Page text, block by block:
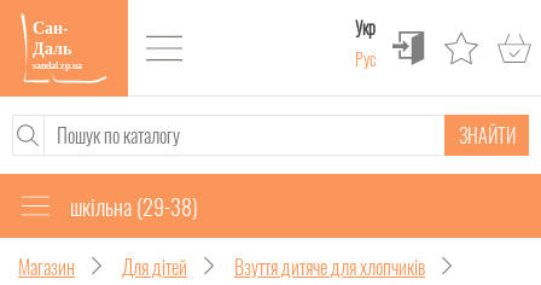
Укр
Рус
ЗНАЙТИ
шкільна (29-38)
Магазин Для дітей
Взуття дитяче для хлопчиків